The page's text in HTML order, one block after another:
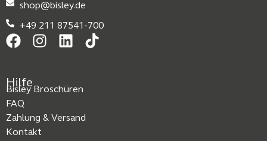
shop@bisley.de
+49 211 87541-700
Hilfe
Bisley Broschüren
FAQ
Zahlung & Versand
Kontakt